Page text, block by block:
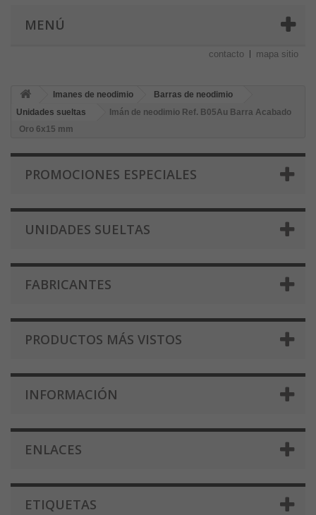
MENÚ
contacto mapa sitio
Imanes de neodimio
Barras de neodimio
Unidades sueltas
Imán de neodimio Ref. B05Au Barra Acabado
Oro 6x15 mm
PROMOCIONES ESPECIALES
UNIDADES SUELTAS
FABRICANTES
PRODUCTOS MÁS VISTOS
INFORMACIÓN
ENLACES
ETIQUETAS